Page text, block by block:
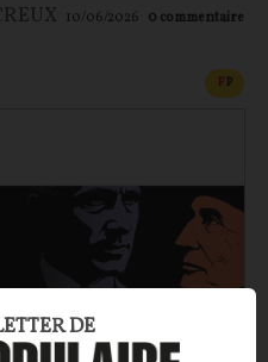
10/06/2026 0 commentaire
FP
DE